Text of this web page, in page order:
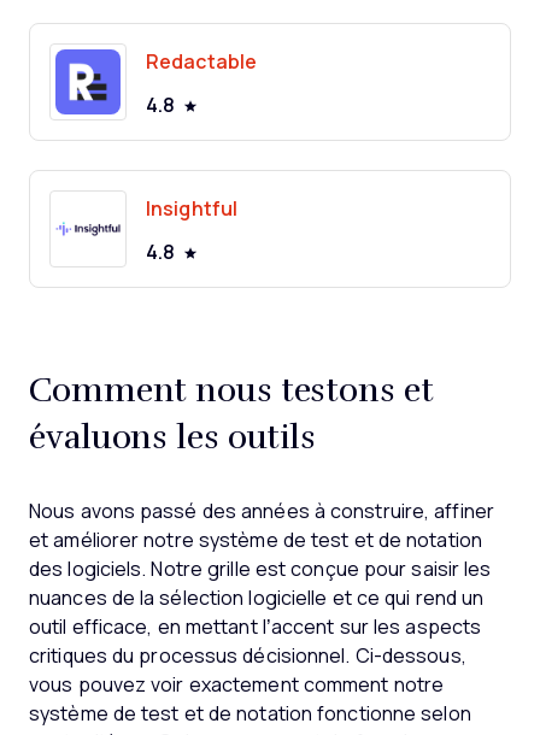
Redactable
4.8
Insightful
4.8
Comment nous testons et
évaluons les outils
Nous avons passé des années à construire, affiner
et améliorer notre système de test et de notation
des logiciels. Notre grille est conçue pour saisir les
nuances de la sélection logicielle et ce qui rend un
outil efficace, en mettant l’accent sur les aspects
critiques du processus décisionnel. Ci-dessous,
vous pouvez voir exactement comment notre
système de test et de notation fonctionne selon